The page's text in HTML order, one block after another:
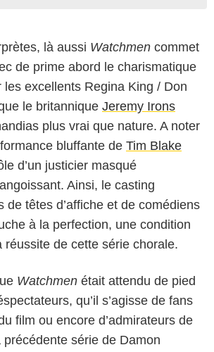
là aussi Watchmen commet
de prime abord le charismatique
les excellents Regina King / Don
le britannique Jeremy Irons
plus vrai que nature. A noter
bluffante de Tim Blake
d’un justicier masqué
Ainsi, le casting
de têtes d’affiche et de comédiens
à la perfection, une condition
réussite de cette série chorale.
Watchmen était attendu de pied
qu’il s’agisse de fans
film ou encore d’admirateurs de
série de Damon